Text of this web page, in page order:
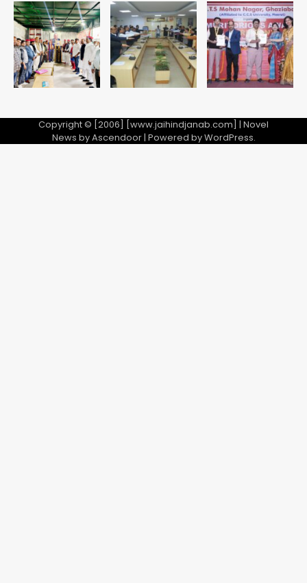
5
रनवे पर ट्रेनी विमान क्रैश, जांच शुरू
Avinash Kumar
Copyright © [2006] [www.jaihindjanab.com] | Novel
News byAscendoor| Powered byWordPress.